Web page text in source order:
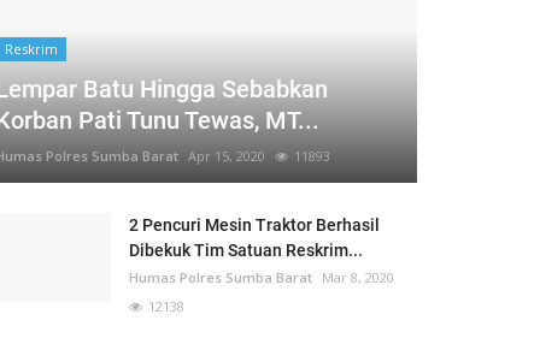
Reskrim
Batu Hingga Sebabkan
Pati Tunu Tewas, MT...
Polres Sumba Barat Apr 15, 2020 11893
2 Pencuri Mesin Traktor Berhasil
Dibekuk Tim Satuan Reskrim...
Humas Polres Sumba Barat Mar 8, 2020
12138